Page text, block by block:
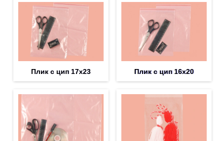
Плик с цип 17х23 Плик с цип 16х20